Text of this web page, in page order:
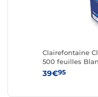
Clairefontaine
500 feuilles
39€95